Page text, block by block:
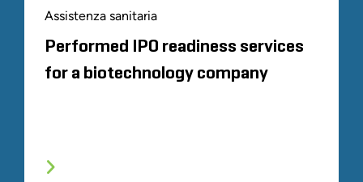
Assistenza sanitaria
Performed IPO readiness services
for a biotechnology company